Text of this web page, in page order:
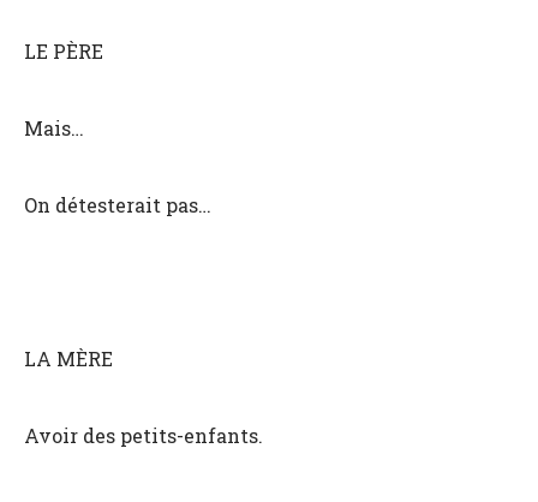
LE PÈRE
Mais…
On détesterait pas…
LA MÈRE
Avoir des petits-enfants.